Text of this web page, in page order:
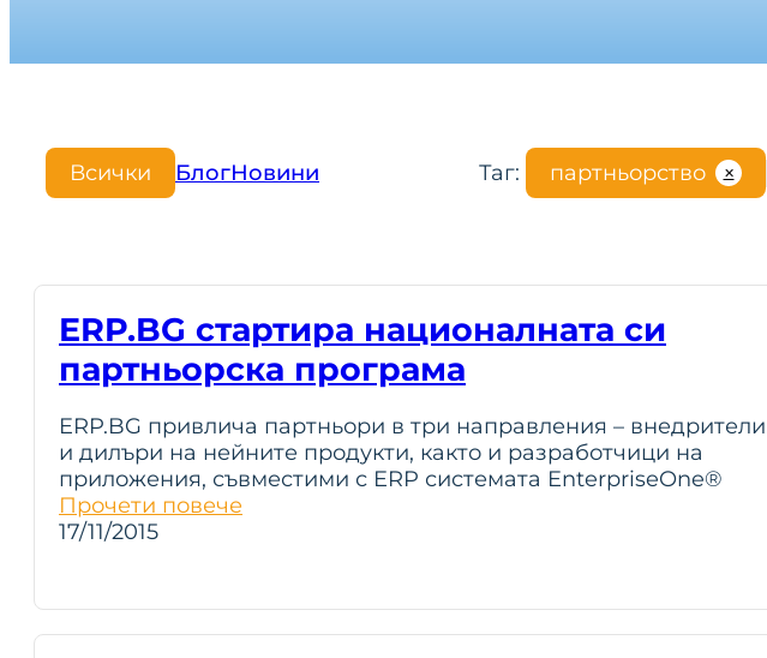
Всички БлогНовини Таг: партньорство ✕
e
ERP.BG стартира националната си
партньорска програма
ERP.BG привлича партньори в три направления – внедрители
и дилъри на нейните продукти, както и разработчици на
приложения, съвместими с ERP системата EnterpriseOne®
Прочети повече
17/11/2015